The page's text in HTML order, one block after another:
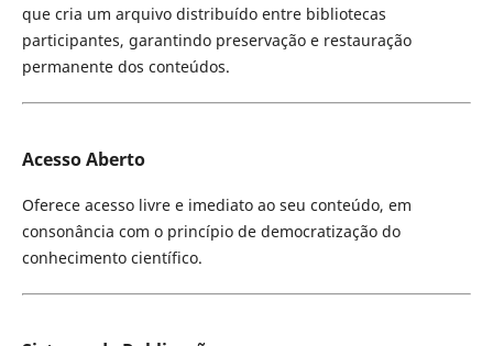
que cria um arquivo distribuído entre bibliotecas
participantes, garantindo preservação e restauração
permanente dos conteúdos.
Acesso Aberto
Oferece acesso livre e imediato ao seu conteúdo, em
consonância com o princípio de democratização do
conhecimento científico.